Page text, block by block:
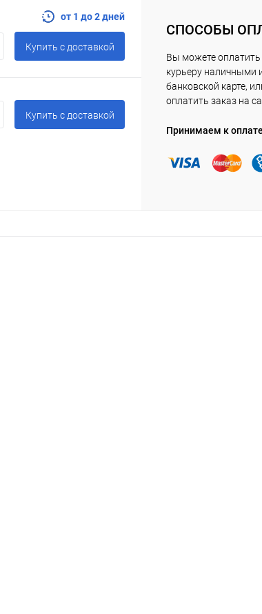
от 1 до 2 дней
Купить c доставкой
Купить c доставкой
СПОСОБЫ
Вы можете оплатить
курьеру наличными
банковской карте,
оплатить заказ на
Принимаем к оплате